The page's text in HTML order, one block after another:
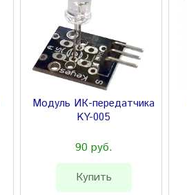
Модуль ИК-передатчика
KY-005
90 руб.
Купить